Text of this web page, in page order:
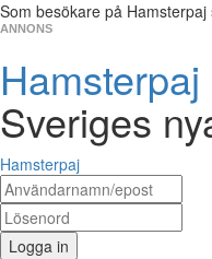
Som besökare på
ANNONS
Hamsterpaj
Sveriges
Hamsterpaj
Logga in